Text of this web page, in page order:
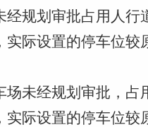
规划审批占用人行
际设置的停车位较
未经规划审批，占
际设置的停车位较